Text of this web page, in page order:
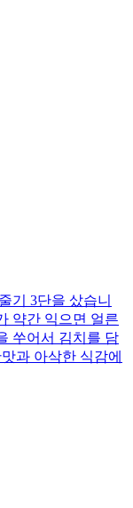
기 3단을 샀습니
약간 익으면 얼른
쑤어서 김치를 담
과 아삭한 식감에